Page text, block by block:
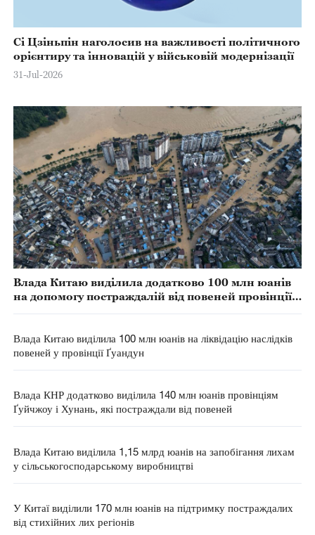
Сі Цзіньпін наголосив на важливості політичного
орієнтиру та інновацій у військовій модернізації
31-Jul-2026
Влада Китаю виділила додатково 100 млн юанів
на допомогу постраждалій від повеней провінції
Влада Китаю виділила 100 млн юанів на ліквідацію наслідків
повеней у провінції Ґуандун
Влада КНР додатково виділила 140 млн юанів провінціям
Ґуйчжоу і Хунань, які постраждали від повеней
Влада Китаю виділила 1,15 млрд юанів на запобігання лихам
у сільськогосподарському виробництві
У Китаї виділили 170 млн юанів на підтримку постраждалих
від стихійних лих регіонів